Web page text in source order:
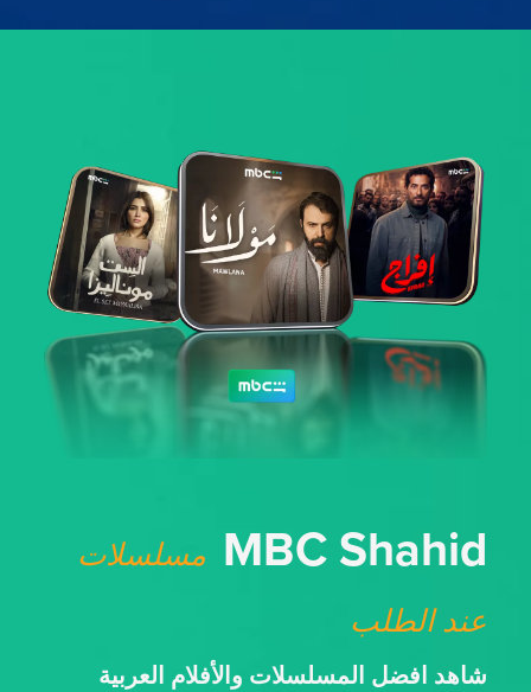
MBC Shahid مسلسلات
عند الطلب
شاهد افضل المسلسلات والأفلام العربية